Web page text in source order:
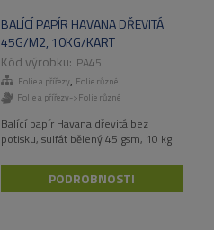
BALÍCÍ PAPÍR HAVANA DŘEVITÁ
45G/M2, 10KG/KART
PA45
Folie a přířezy, Folie různé
Folie a přířezy->Folie různé
Balící papír Havana dřevitá bez
potisku, sulfát bělený 45 gsm, 10 kg
PODROBNOSTI